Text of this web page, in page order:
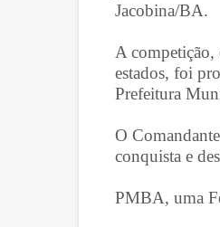
Jacobina/BA.
A competição,
estados, foi
Prefeitura
O
conquista e
PMBA, uma